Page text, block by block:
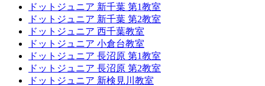
ドットジュニア 新千葉 第1教室
ドットジュニア 新千葉 第2教室
ドットジュニア 西千葉教室
ドットジュニア 小倉台教室
ドットジュニア 長沼原 第1教室
ドットジュニア 長沼原 第2教室
ドットジュニア 新検見川教室